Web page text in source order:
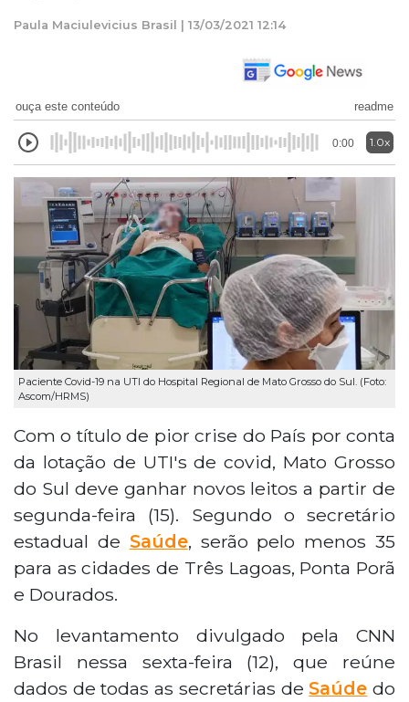
Paula Maciulevicius Brasil | 13/03/2021 12:14
ouça este conteúdo readme
0:00 1.0x
Paciente Covid-19 na UTI do Hospital Regional de Mato Grosso do Sul. (Foto:
Ascom/HRMS)
Com o título de pior crise do País por conta
da lotação de UTI's de covid, Mato Grosso
do Sul deve ganhar novos leitos a partir de
segunda-feira (15). Segundo o secretário
estadual de Saúde, serão pelo menos 35
para as cidades de Três Lagoas, Ponta Porã
e Dourados.
No levantamento divulgado pela CNN
Brasil nessa sexta-feira (12), que reúne
dados de todas as secretárias deSaúde do